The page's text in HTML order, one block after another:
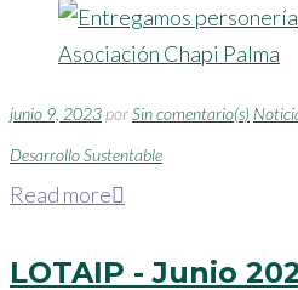
de
junio
de
2023
junio 9, 2023porSin comentario(s)
Desarrollo Sustentable
Read more
LOTAIP - Junio